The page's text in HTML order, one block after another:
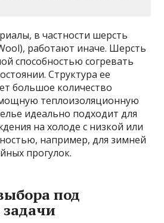
в частности шерсть
работают иначе. Шерсть
способностью согревать
Структура ее
большое количество
мощную теплоизоляционную
идеально подходит для
на холоде с низкой или
например, для зимней
прогулок.
под